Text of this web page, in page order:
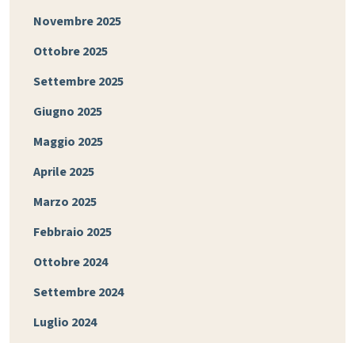
Novembre 2025
Ottobre 2025
Settembre 2025
Giugno 2025
Maggio 2025
Aprile 2025
Marzo 2025
Febbraio 2025
Ottobre 2024
Settembre 2024
Luglio 2024